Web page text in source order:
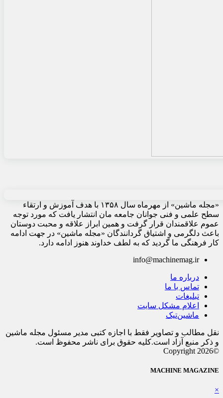
«مجله ماشین» از مهرماه سال ۱۳۵۸ با هدف آموزش و ارتقاء
سطح علمی و فنی جوانان جامعه مان انتشار یافت که مورد توجه
عموم علاقمندان قرار گرفت و همین ابراز علاقه و محبت دوستان
باعث دلگرمی و اشتیاق گردانندگان «مجله ماشین» در جهت ادامه
کار فرهنگی ما گردید که به لطف خداوند هنوز ادامه دارد.
info@machinemag.ir
درباره ما
تماس با ما
تبلیغات
اعلام مشکل سایت
ماشین‌تیک
نقل مطالب و تصاویر فقط با اجازه کتبی مدیر مسئول مجله ماشین
و ذکر منبع آزاد است.کلیه حقوق برای ناشر محفوظ است.
©Copyright 2026
MACHINE MAGAZINE
×